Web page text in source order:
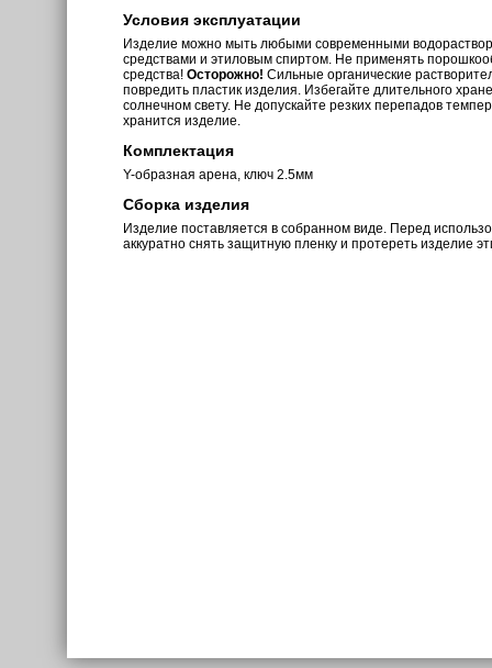
Условия эксплуатации
Изделие можно мыть любыми современными
средствами и этиловым спиртом. Не применять
средства!Осторожно! Сильные органические
повредить пластик изделия. Избегайте длительного
солнечном свету. Не допускайте резких перепадов
хранится изделие.
Комплектация
Y-образная арена, ключ 2.5мм
Сборка изделия
Изделие поставляется в собранном виде. Перед
аккуратно снять защитную пленку и протереть изделие